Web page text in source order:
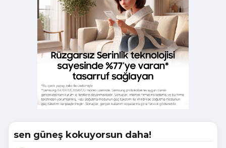
sen güneş kokuyorsun daha!